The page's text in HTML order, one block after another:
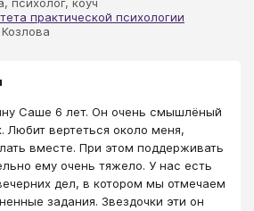
практической психологии
Саше 6 лет. Он очень смышлёный
Любит вертеться около меня,
вместе. При этом поддерживать
ему очень тяжело. У нас есть
дел, в котором мы отмечаем
задания. Звездочки эти он